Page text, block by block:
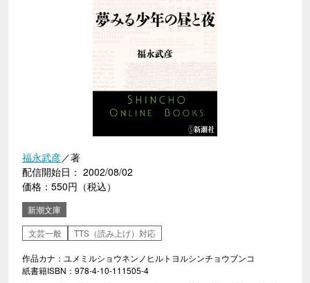
福永武彦／著
配信開始日： 2002/08/02
価格：550円（税込）
新潮文庫
文芸一般
TTS（読み上げ）対応
作品カナ：ユメミルショウネンノヒルトヨルシンチョウブンコ
紙書籍ISBN：978-4-10-111505-4